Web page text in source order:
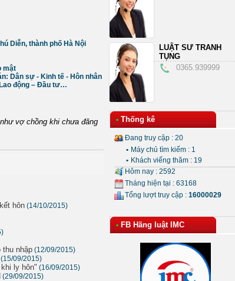
Diễn, thành phố Hà Nội
mật
Dân sự - Kinh tế - Hôn nhân
động – Đầu tư…
vợ chồng khi chưa đăng
hôn (14/10/2015)
thu nhập (12/09/2015)
(15/09/2015)
ly hôn" (16/09/2015)
(29/09/2015)
LUẬT SƯ TRANH
TỤNG
0365.939999
• Thống kê
Đang truy cập : 20
• Máy chủ tìm kiếm : 1
• Khách viếng thăm : 19
Hôm nay : 2592
Tháng hiện tại : 63168
Tổng lượt truy cập : 16000029
• FB Hãng luật IMC